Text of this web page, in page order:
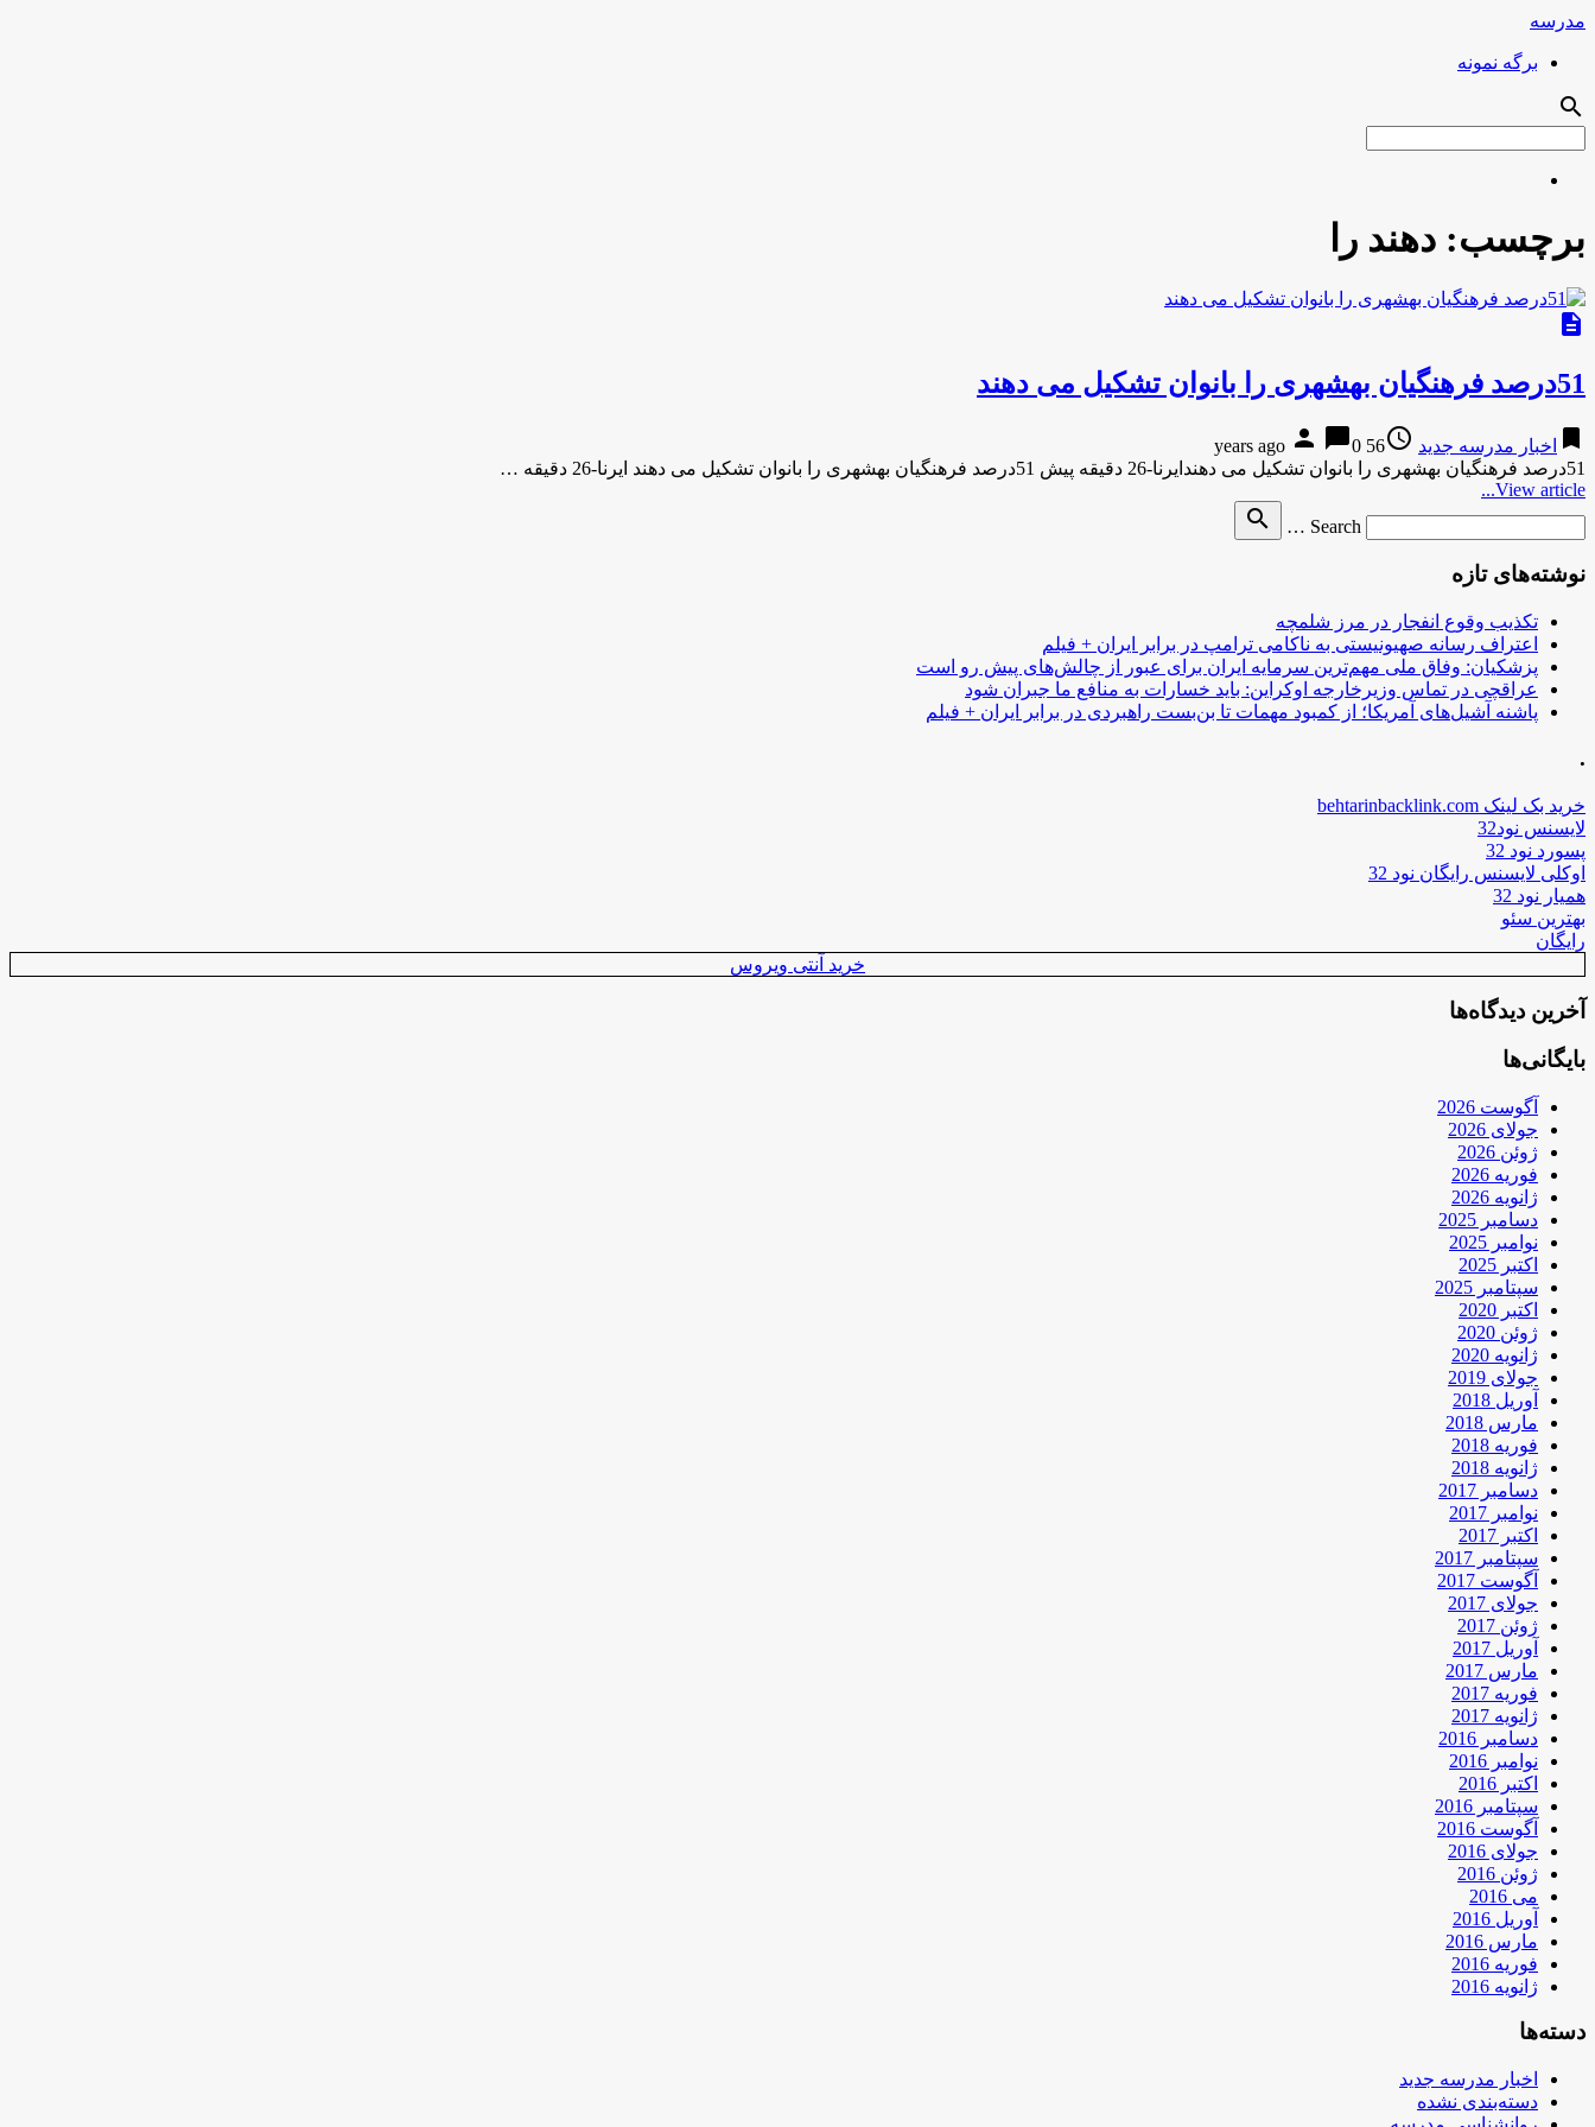
مدرسه
برگه نمونه
search
برچسب: دهند را
description
51درصد فرهنگیان بهشهری را بانوان تشكیل می دهند
bookmark اخبار مدرسه جدید access_time
56 years ago
person chat_bubble0
51درصد فرهنگیان بهشهری را بانوان تشكیل می دهندایرنا-26 دقیقه پیش 51درصد فرهنگیان بهشهری را بانوان تشكیل می دهند ایرنا-26 دقیقه …
View article...
Search …
search
نوشته‌های تازه
تکذیب وقوع انفجار در مرز شلمچه
اعتراف رسانه صهیونیستی به ناکامی ترامپ در برابر ایران + فیلم
پزشکیان: وفاق ملی مهم‌ترین سرمایه ایران برای عبور از چالش‌های پیش رو است
عراقچی در تماس وزیرخارجه اوکراین: باید خسارات به منافع ما جبران شود
پاشنه آشیل‌های آمریکا؛ از کمبود مهمات تا بن‌بست راهبردی در برابر ایران + فیلم
.
خرید بک لینک behtarinbacklink.com
لایسنس نود32
پسورد نود 32
اوکلی لایسنس رایگان نود 32
همیار نود 32
بهترین سئو
رایگان
خرید آنتی ویروس
آخرین دیدگاه‌ها
بایگانی‌ها
آگوست 2026
جولای 2026
ژوئن 2026
فوریه 2026
ژانویه 2026
دسامبر 2025
نوامبر 2025
اکتبر 2025
سپتامبر 2025
اکتبر 2020
ژوئن 2020
ژانویه 2020
جولای 2019
آوریل 2018
مارس 2018
فوریه 2018
ژانویه 2018
دسامبر 2017
نوامبر 2017
اکتبر 2017
سپتامبر 2017
آگوست 2017
جولای 2017
ژوئن 2017
آوریل 2017
مارس 2017
فوریه 2017
ژانویه 2017
دسامبر 2016
نوامبر 2016
اکتبر 2016
سپتامبر 2016
آگوست 2016
جولای 2016
ژوئن 2016
می 2016
آوریل 2016
مارس 2016
فوریه 2016
ژانویه 2016
دسته‌ها
اخبار مدرسه جدید
دسته‌بندی نشده